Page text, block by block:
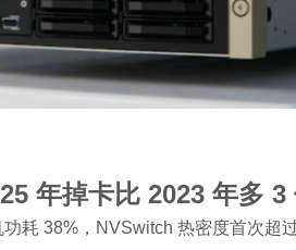
年掉卡比 2023 年多 3
耗 38%，NVSwitch 热密度首次超过